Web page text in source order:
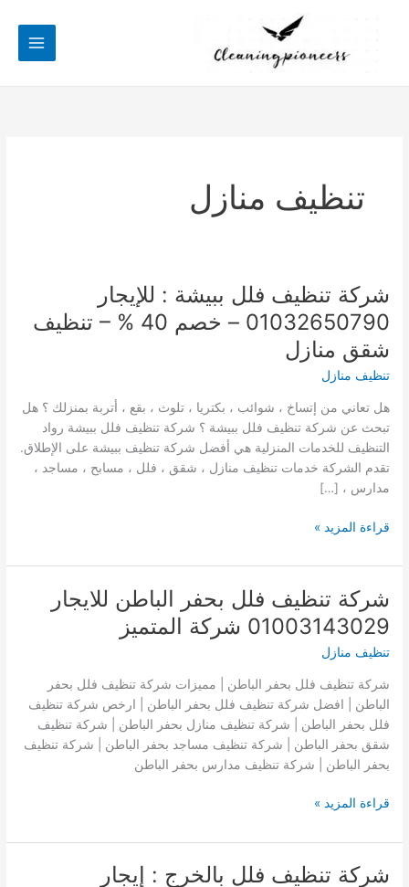
تنظيف منازل
شركة تنظيف فلل ببيشة : للإيجار
01032650790 – خصم 40 % – تنظيف
شقق منازل
تنظيف منازل
هل تعاني من إتساخ ، شوائب ، بكتريا ، تلوث ، بقع ، أتربة بمنزلك ؟ هل
تبحث عن شركة تنظيف فلل ببيشة ؟ شركة تنظيف فلل ببيشة رواد
التنظيف للخدمات المنزلية هي أفضل شركة تنظيف ببيشة على الإطلاق.
تقدم الشركة خدمات تنظيف منازل ، شقق ، فلل ، مسابح ، مساجد ،
مدارس ، […]
شركة
فلل
:
للإيجار
01032650790
خصم
40
%
–
تنظيف
منازل
قراءة المزيد »
شركة تنظيف فلل بحفر الباطن للايجار
01003143029 شركة المتميز
تنظيف منازل
شركة تنظيف فلل بحفر الباطن | مميزات شركة تنظيف فلل بحفر
الباطن | افضل شركة تنظيف فلل بحفر الباطن | ارخص شركة تنظيف
فلل بحفر الباطن | شركة تنظيف منازل بحفر الباطن | شركة تنظيف
شقق بحفر الباطن | شركة تنظيف مساجد بحفر الباطن | شركة تنظيف
بحفر الباطن | شركة تنظيف مدارس بحفر الباطن
شركة
فلل
الباطن
قراءة المزيد »
شركة تنظيف فلل بالخرج : إيجار